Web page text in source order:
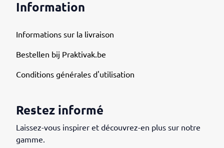
Information
Informations sur la livraison
Bestellen bij Praktivak.be
Conditions générales d'utilisation
Restez informé
Laissez-vous inspirer et découvrez-en plus sur notre
gamme.